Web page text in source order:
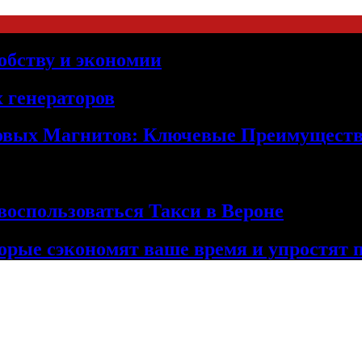
и экономии
Магнитов: Ключевые
Такси в Вероне
сэкономят ваше время и упростят